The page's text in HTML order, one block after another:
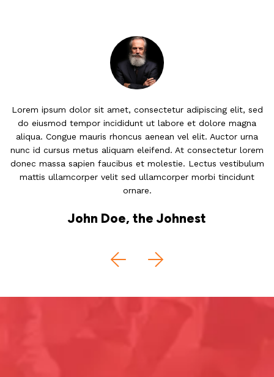
Lorem ipsum dolor sit amet, consectetur adipiscing elit, sed
do eiusmod tempor incididunt ut labore et dolore magna
aliqua. Congue mauris rhoncus aenean vel elit. Auctor urna
nunc id cursus metus aliquam eleifend. At consectetur lorem
donec massa sapien faucibus et molestie. Lectus vestibulum
mattis ullamcorper velit sed ullamcorper morbi tincidunt
ornare.
John Doe, the Johnest